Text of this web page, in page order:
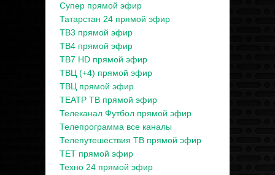
Супер прямой эфир
Татарстан 24 прямой эфир
ТВ3 прямой эфир
ТВ4 прямой эфир
ТВ7 HD прямой эфир
ТВЦ (+4) прямой эфир
ТВЦ прямой эфир
ТЕАТР ТВ прямой эфир
Телеканал Футбол прямой эфир
Телепрограмма все каналы
Телепутешествия ТВ прямой эфир
ТЕТ прямой эфир
Техно 24 прямой эфир